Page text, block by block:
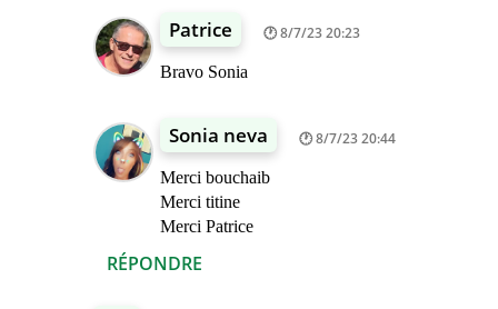
RÉPONDRE
Patrice 8/7/23 20:23
Bravo Sonia
Sonia neva 8/7/23 20:44
Merci bouchaib
Merci titine
Merci Patrice